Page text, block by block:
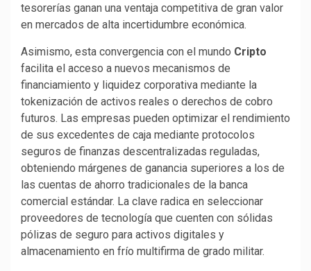
tesorerías ganan una ventaja competitiva de gran valor
en mercados de alta incertidumbre económica.
Asimismo, esta convergencia con el mundo Cripto
facilita el acceso a nuevos mecanismos de
financiamiento y liquidez corporativa mediante la
tokenización de activos reales o derechos de cobro
futuros. Las empresas pueden optimizar el rendimiento
de sus excedentes de caja mediante protocolos
seguros de finanzas descentralizadas reguladas,
obteniendo márgenes de ganancia superiores a los de
las cuentas de ahorro tradicionales de la banca
comercial estándar. La clave radica en seleccionar
proveedores de tecnología que cuenten con sólidas
pólizas de seguro para activos digitales y
almacenamiento en frío multifirma de grado militar.